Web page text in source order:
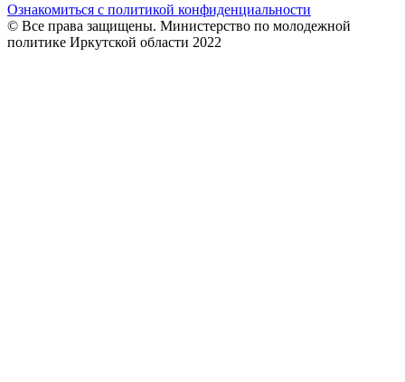
Ознакомиться с политикой конфиденциальности
© Все права защищены. Министерство по молодежной
политике Иркутской области 2022